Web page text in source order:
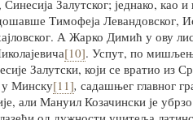
Залутског; једнако, као
Тимофеја Левандовског,
А Жарко Димић у ову
[10]. Успут, по
Залутски, који се вратио из
у Минску[11], садашњег главног
али Мануил Козачински је